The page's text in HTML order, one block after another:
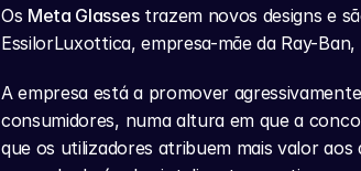
Os Meta Glasses trazem novos designs e
EssilorLuxottica, empresa-mãe da Ray-
A empresa está a promover
consumidores, numa altura em que a
que os utilizadores atribuem mais valor